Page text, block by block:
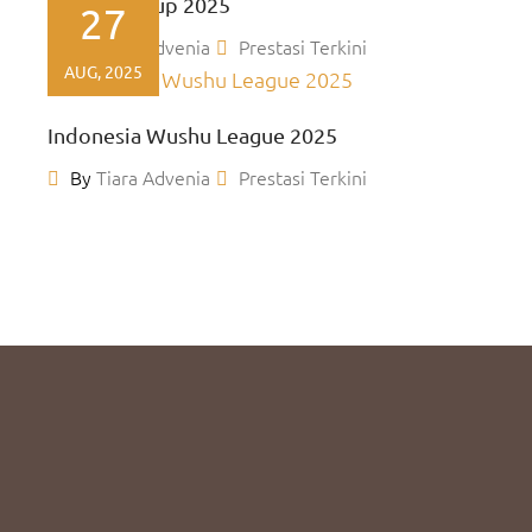
ByTiara Advenia Prestasi Terkini
27
AUG, 2025
Indonesia Wushu League 2025
By Tiara Advenia Prestasi Terkini